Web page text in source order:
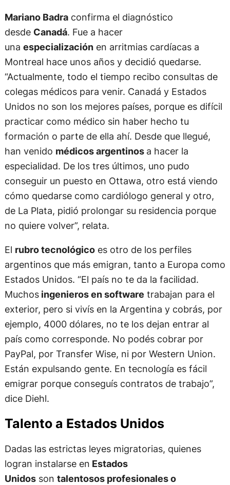
Mariano Badraconfirma el diagnóstico
desde Canadá. Fue a hacer
una especializaciónen arritmias cardíacas a
Montreal hace unos años y decidió quedarse.
“Actualmente, todo el tiempo recibo consultas de
colegas médicos para venir. Canadá y Estados
Unidos no son los mejores países, porque es difícil
practicar como médico sin haber hecho tu
formación o parte de ella ahí. Desde que llegué,
han venido médicos argentinos a hacer la
especialidad. De los tres últimos, uno pudo
conseguir un puesto en Ottawa, otro está viendo
cómo quedarse como cardiólogo general y otro,
de La Plata, pidió prolongar su residencia porque
no quiere volver”, relata.
El rubro tecnológicoes otro de los perfiles
argentinos que más emigran, tanto a Europa como
Estados Unidos. “El país no te da la facilidad.
Muchosingenieros en software trabajan para el
exterior, pero si vivís en la Argentina y cobrás, por
ejemplo, 4000 dólares, no te los dejan entrar al
país como corresponde. No podés cobrar por
PayPal, por Transfer Wise, ni por Western Union.
Están expulsando gente. En tecnología es fácil
emigrar porque conseguís contratos de trabajo”,
dice Diehl.
Talento a Estados Unidos
Dadas las estrictas leyes migratorias, quienes
logran instalarse en Estados
Unidosson talentosos profesionales o